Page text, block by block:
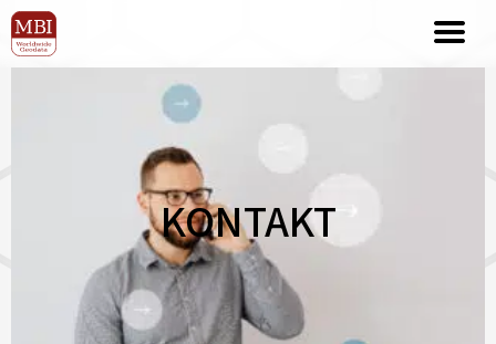
KONTAKT